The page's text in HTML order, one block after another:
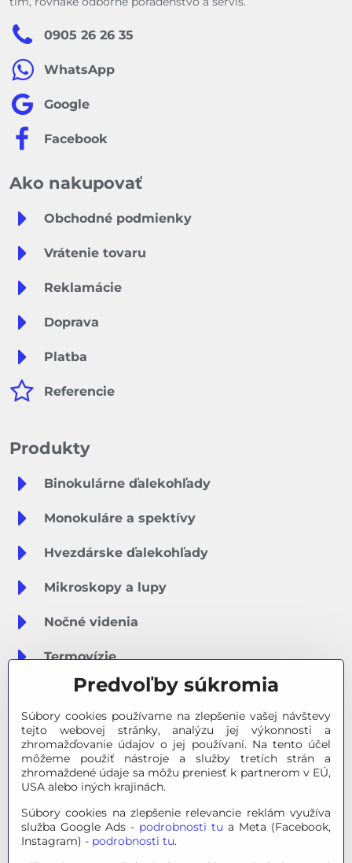
0905 26 26 35
WhatsApp
Google
Facebook
Ako nakupovať
Obchodné podmienky
Vrátenie tovaru
Reklamácie
Doprava
Platba
Referencie
Produkty
Binokulárne ďalekohľady
Monokuláre a spektívy
Hvezdárske ďalekohľady
Mikroskopy a lupy
Nočné videnia
Termovízie
Meteostanice
Značky
Výpredaj
Tipy na darčeky
Poradňa - Ako si vybrať
Predvoľby súkromia
Súbory cookies používame na zlepšenie vašej návštevy
tejto webovej stránky, analýzu jej výkonnosti a
zhromažďovanie údajov o jej používaní. Na tento účel
môžeme použiť nástroje a služby tretích strán a
zhromaždené údaje sa môžu preniesť k partnerom v EÚ,
USA alebo iných krajinách.
Súbory cookies na zlepšenie relevancie reklám využíva
služba Google Ads - podrobnosti tu a Meta (Facebook,
Instagram) - podrobnosti tu.